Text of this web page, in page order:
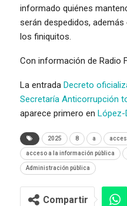
informado quiénes
serán despedidos,
los finiquitos.
Con información de Radio
La entrada Decreto
Secretaría Anticorrupción
aparece primero en López-
2025 8 a
acceso a la información pública
Administración pública
Compartir